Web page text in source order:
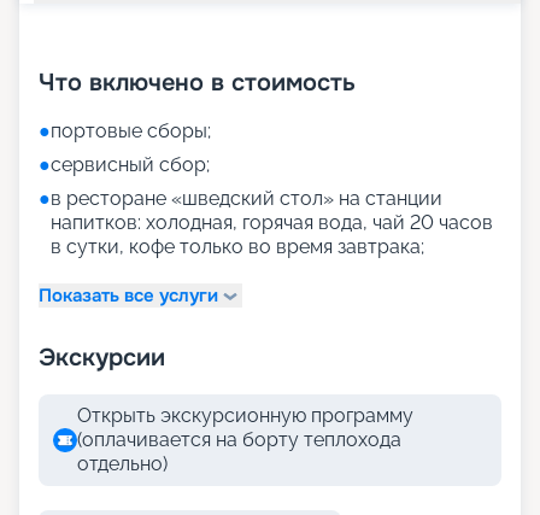
Что включено в стоимость
●портовые сборы;
●сервисный сбор;
●в ресторане «шведский стол» на станции
напитков: холодная, горячая вода, чай 20 часов
в сутки, кофе только во время завтрака;
Показать все услуги
Экскурсии
Открыть экскурсионную программу
(оплачивается на борту теплохода
отдельно)